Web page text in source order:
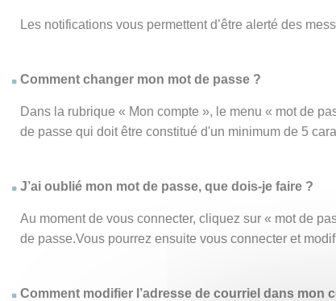
Les notifications vous permettent d’être alerté des
Comment changer mon mot de passe ?
Dans la rubrique « Mon compte », le menu « mot de
de passe qui doit être constitué d'un minimum de 5
J’ai oublié mon mot de passe, que dois-je faire ?
Au moment de vous connecter, cliquez sur « mot de
de passe.Vous pourrez ensuite vous connecter et
Comment modifier l’adresse de courriel dans mon